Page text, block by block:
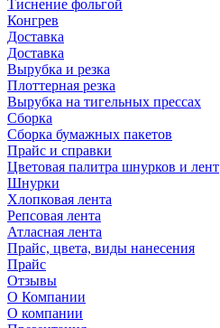
Тиснение фольгой
Конгрев
Доставка
Доставка
Вырубка и резка
Плоттерная резка
Вырубка на тигельных прессах
Сборка
Сборка бумажных пакетов
Прайс и справки
Цветовая палитра шнурков и лент
Шнурки
Хлопковая лента
Репсовая лента
Атласная лента
Прайс, цвета, виды нанесения
Прайс
Отзывы
О Компании
О компании